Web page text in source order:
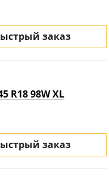
заказ
R18 98W XL
заказ